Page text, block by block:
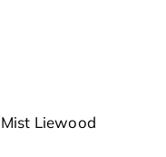
Liewood